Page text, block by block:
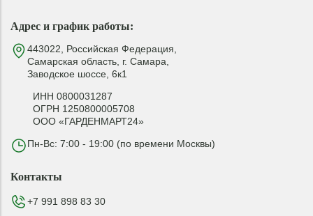
Адрес и график работы:
443022, Российская Федерация,
Самарская область, г. Самара,
Заводское шоссе, 6к1
ИНН 0800031287
ОГРН 1250800005708
ООО «ГАРДЕНМАРТ24»
Пн-Вс: 7:00 - 19:00 (по времени Москвы)
Контакты
+7 991 898 83 30